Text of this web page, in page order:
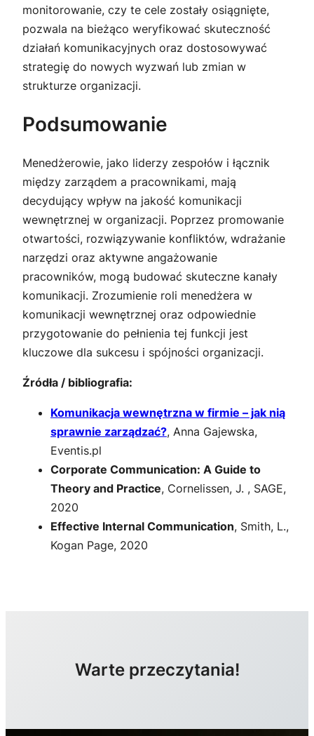
monitorowanie, czy te cele zostały osiągnięte,
pozwala na bieżąco weryfikować skuteczność
działań komunikacyjnych oraz dostosowywać
strategię do nowych wyzwań lub zmian w
strukturze organizacji.
Podsumowanie
Menedżerowie, jako liderzy zespołów i łącznik
między zarządem a pracownikami, mają
decydujący wpływ na jakość komunikacji
wewnętrznej w organizacji. Poprzez promowanie
otwartości, rozwiązywanie konfliktów, wdrażanie
narzędzi oraz aktywne angażowanie
pracowników, mogą budować skuteczne kanały
komunikacji. Zrozumienie roli menedżera w
komunikacji wewnętrznej oraz odpowiednie
przygotowanie do pełnienia tej funkcji jest
kluczowe dla sukcesu i spójności organizacji.
Źródła / bibliografia:
Komunikacja wewnętrzna w firmie – jak nią
sprawnie zarządzać?, Anna Gajewska,
Eventis.pl
Corporate Communication: A Guide to
Theory and Practice, Cornelissen, J. , SAGE,
2020
Effective Internal Communication, Smith, L.,
Kogan Page, 2020
Warte przeczytania!